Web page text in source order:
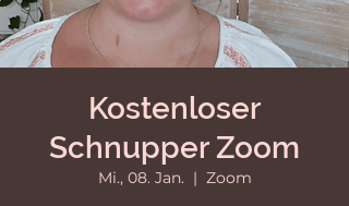
Kostenloser
Schnupper Zoom
Mi., 08. Jan.
  |
Zoom